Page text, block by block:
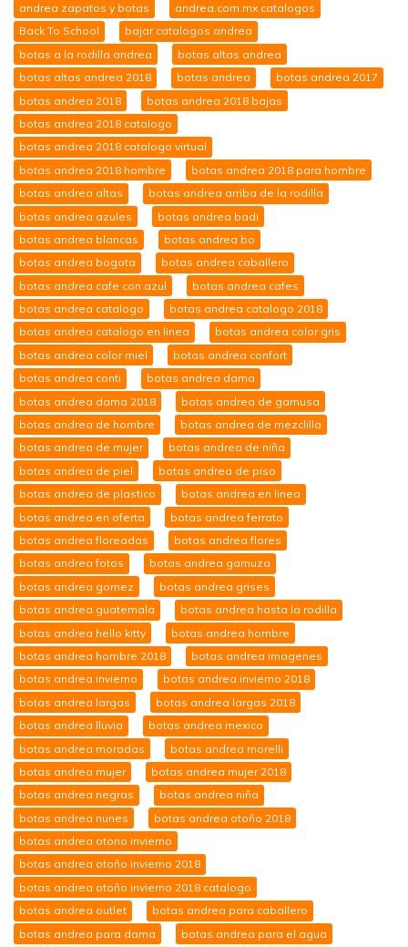
andrea zapatos y botas
andrea.com.mx catalogos
Back To School
bajar catalogos andrea
botas a la rodilla andrea
botas altas andrea
botas altas andrea 2018
botas andrea
botas andrea 2017
botas andrea 2018
botas andrea 2018 bajas
botas andrea 2018 catalogo
botas andrea 2018 catalogo virtual
botas andrea 2018 hombre
botas andrea 2018 para hombre
botas andrea altas
botas andrea arriba de la rodilla
botas andrea azules
botas andrea badi
botas andrea blancas
botas andrea bo
botas andrea bogota
botas andrea caballero
botas andrea cafe con azul
botas andrea cafes
botas andrea catalogo
botas andrea catalogo 2018
botas andrea catalogo en linea
botas andrea color gris
botas andrea color miel
botas andrea confort
botas andrea conti
botas andrea dama
botas andrea dama 2018
botas andrea de gamusa
botas andrea de hombre
botas andrea de mezclilla
botas andrea de mujer
botas andrea de niña
botas andrea de piel
botas andrea de piso
botas andrea de plastico
botas andrea en linea
botas andrea en oferta
botas andrea ferrato
botas andrea floreadas
botas andrea flores
botas andrea fotos
botas andrea gamuza
botas andrea gomez
botas andrea grises
botas andrea guatemala
botas andrea hasta la rodilla
botas andrea hello kitty
botas andrea hombre
botas andrea hombre 2018
botas andrea imagenes
botas andrea invierno
botas andrea invierno 2018
botas andrea largas
botas andrea largas 2018
botas andrea lluvia
botas andrea mexico
botas andrea moradas
botas andrea morelli
botas andrea mujer
botas andrea mujer 2018
botas andrea negras
botas andrea niña
botas andrea nunes
botas andrea otoño 2018
botas andrea otono invierno
botas andrea otoño invierno 2018
botas andrea otoño invierno 2018 catalogo
botas andrea outlet
botas andrea para caballero
botas andrea para dama
botas andrea para el agua